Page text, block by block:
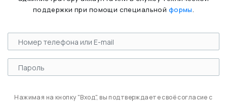
поддержки при помощи специальной формы.
Нажимая на кнопку "Вход", вы подтверждаете своё согласие с